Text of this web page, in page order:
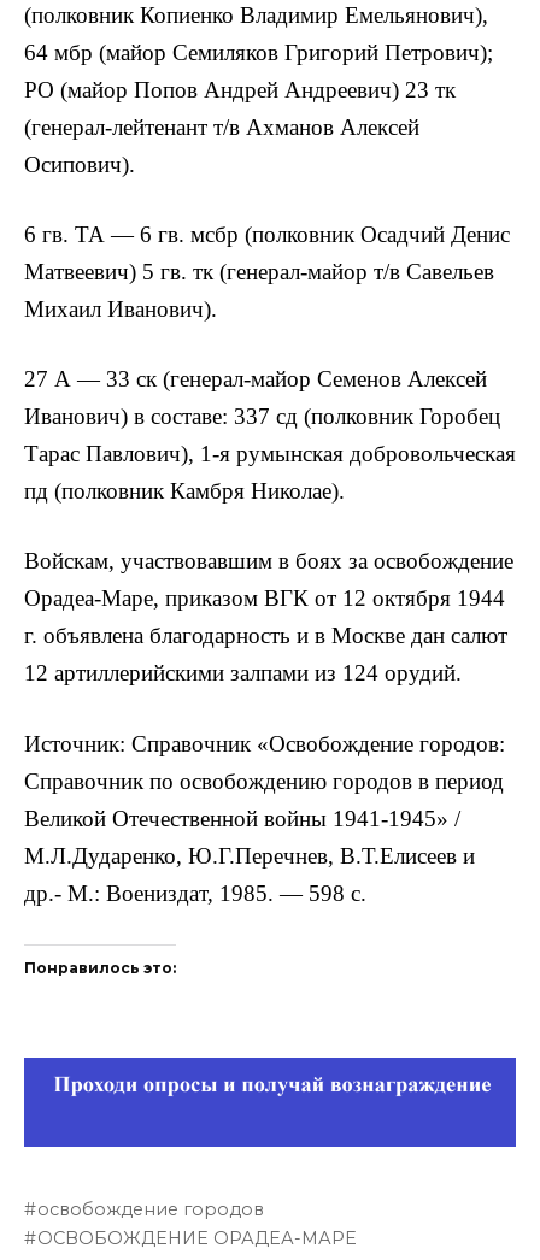
(полковник Копиенко Владимир Емельянович),
64 мбр (майор Семиляков Григорий Петрович);
РО (майор Попов Андрей Андреевич) 23 тк
(генерал-лейтенант т/в Ахманов Алексей
Осипович).
6 гв. ТА — 6 гв. мсбр (полковник Осадчий Денис
Матвеевич) 5 гв. тк (генерал-майор т/в Савельев
Михаил Иванович).
27 А — 33 ск (генерал-майор Семенов Алексей
Иванович) в составе: 337 сд (полковник Горобец
Тарас Павлович), 1-я румынская добровольческая
пд (полковник Камбря Николае).
Войскам, участвовавшим в боях за освобождение
Орадеа-Маре, приказом ВГК от 12 октября 1944
г. объявлена благодарность и в Москве дан салют
12 артиллерийскими залпами из 124 орудий.
Источник: Справочник «Освобождение городов:
Справочник по освобождению городов в период
Великой Отечественной войны 1941-1945» /
М.Л.Дударенко, Ю.Г.Перечнев, В.Т.Елисеев и
др.- М.: Воениздат, 1985. — 598 с.
Понравилось это:
освобождение городов
ОСВОБОЖДЕНИЕ ОРАДЕА-МАРЕ